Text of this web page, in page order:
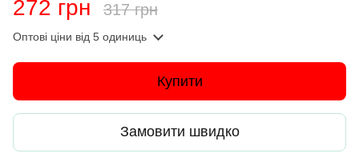
272 грн 317 грн
Оптові ціни від 5 одиниць
Купити
Замовити швидко